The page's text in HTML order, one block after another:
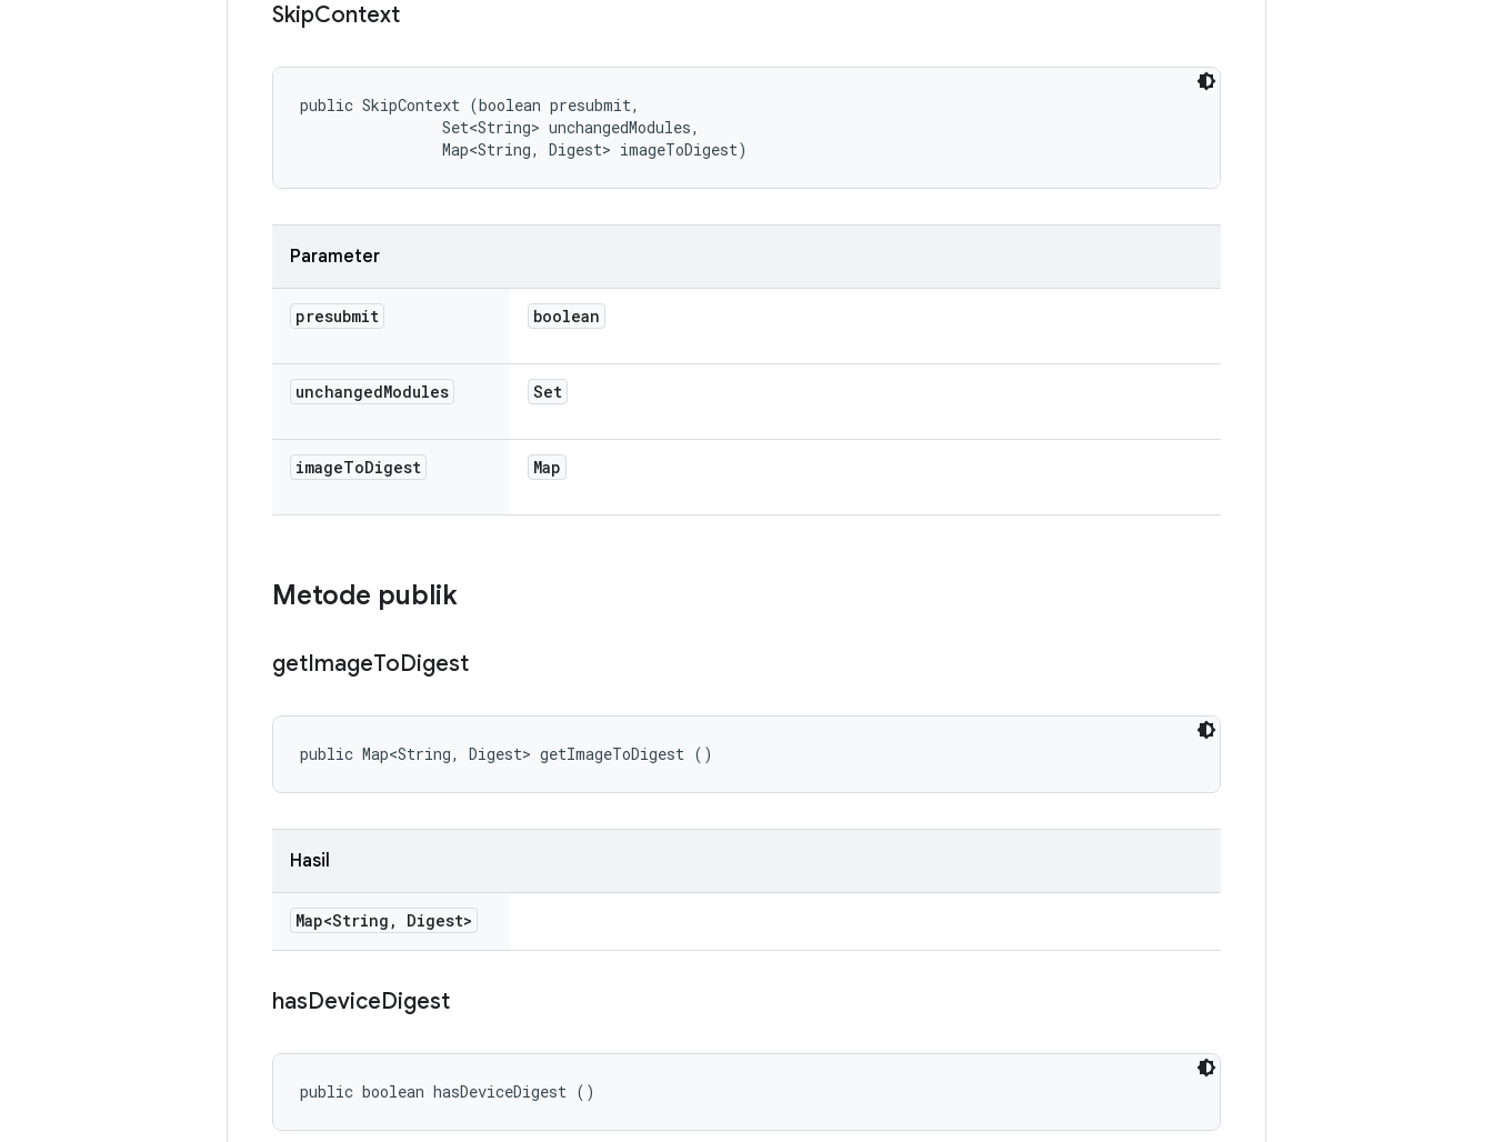
SkipContext
public SkipContext (boolean presubmit,
                Set<String> unchangedModules,
                Map<String, Digest> imageToDigest)
Parameter
presubmit boolean
unchangedModules Set
imageToDigest Map
Metode publik
getImageToDigest
public Map<String, Digest> getImageToDigest ()
Hasil
Map<String , Digest>
hasDeviceDigest
public boolean hasDeviceDigest ()